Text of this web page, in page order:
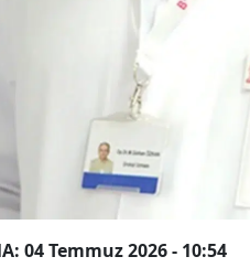
04 Temmuz 2026 - 10:54